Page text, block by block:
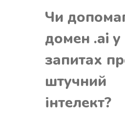
Чи
домен .ai у
запитах
штучний
інтелект?